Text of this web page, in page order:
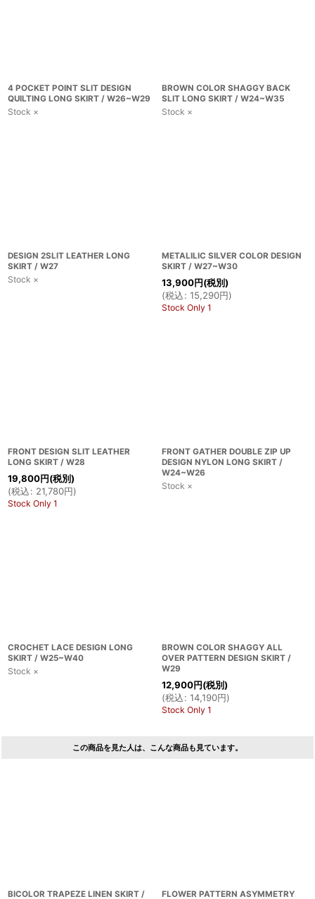
4 POCKET POINT SLIT DESIGN
QUILTING LONG SKIRT / W26~W29
Stock ×
BROWN COLOR SHAGGY BACK
SLIT LONG SKIRT / W24~W35
Stock ×
DESIGN 2SLIT LEATHER LONG
SKIRT / W27
Stock ×
METALILIC SILVER COLOR DESIGN
SKIRT / W27~W30
13,900円(税別)
(税込: 15,290円)
Stock Only 1
FRONT DESIGN SLIT LEATHER
LONG SKIRT / W28
19,800円(税別)
(税込: 21,780円)
Stock Only 1
FRONT GATHER DOUBLE ZIP UP
DESIGN NYLON LONG SKIRT /
W24~W26
Stock ×
CROCHET LACE DESIGN LONG
SKIRT / W25~W40
Stock ×
BROWN COLOR SHAGGY ALL
OVER PATTERN DESIGN SKIRT /
W29
12,900円(税別)
(税込: 14,190円)
Stock Only 1
この商品を見た人は、こんな商品も見ています。
BICOLOR TRAPEZE LINEN SKIRT / FLOWER PATTERN ASYMMETRY